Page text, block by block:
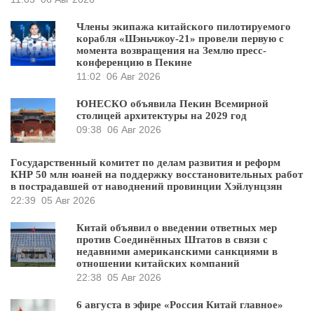
Члены экипажа китайского пилотируемого
корабля «Шэньчжоу-21» провели первую с
момента возвращения на Землю пресс-
конференцию в Пекине
11:02 06 Авг 2026
ЮНЕСКО объявила Пекин Всемирной
столицей архитектуры на 2029 год
09:38 06 Авг 2026
Государственный комитет по делам развития и реформ
КНР 50 млн юаней на поддержку восстановительных работ
в пострадавшей от наводнений провинции Хэйлунцзян
22:39 05 Авг 2026
Китай объявил о введении ответных мер
против Соединённых Штатов в связи с
недавними американскими санкциями в
отношении китайских компаний
22:38 05 Авг 2026
6 августа в эфире «Россия Китай главное»